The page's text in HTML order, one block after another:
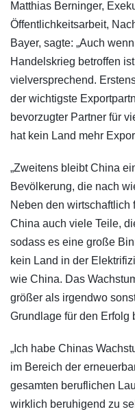
Matthias Berninger,
Öffentlichkeitsarbeit,
Bayer, sagte: „Auch
Handelskrieg betroffen
vielversprechend.
der wichtigste
bevorzugter Partner für
hat kein Land mehr
„Zweitens bleibt China
Bevölkerung, die nach
Neben den
China auch viele Teile,
sodass es eine große
kein Land in der
wie China. Das
größer als irgendwo
Grundlage für den Erfolg
„Ich habe Chinas
im Bereich der
gesamten beruflichen
wirklich beruhigend zu